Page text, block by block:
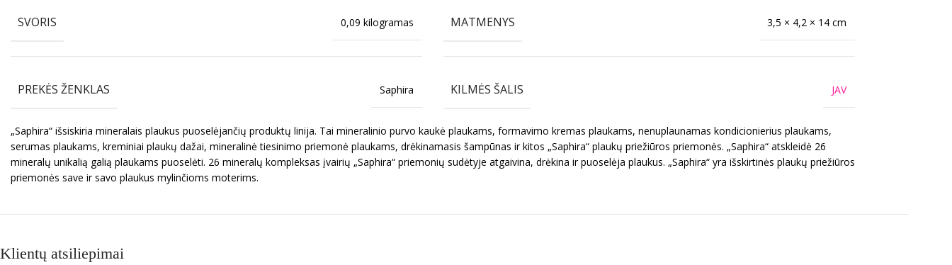
SVORIS 0,09 kilogramas MATMENYS 3,5 × 4,2 × 14 cm
PREKĖS ŽENKLAS Saphira KILMĖS ŠALIS JAV
„Saphira“ išsiskiria mineralais plaukus puoselėjančių produktų linija. Tai mineralinio purvo kaukė plaukams, formavimo kremas plaukams, nenuplaunamas kondicionierius plaukams,
serumas plaukams, kreminiai plaukų dažai, mineralinė tiesinimo priemonė plaukams, drėkinamasis šampūnas ir kitos „Saphira“ plaukų priežiūros priemonės. „Saphira“ atskleidė 26
mineralų unikalią galią plaukams puoselėti. 26 mineralų kompleksas įvairių „Saphira“ priemonių sudėtyje atgaivina, drėkina ir puoselėja plaukus. „Saphira“ yra išskirtinės plaukų priežiūros
priemonės save ir savo plaukus mylinčioms moterims.
Klientų atsiliepimai